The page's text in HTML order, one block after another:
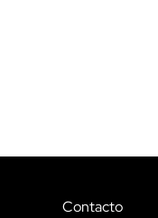
Contacto